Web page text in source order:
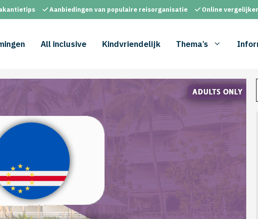
Aanbiedingen van populaire reisorganisatie Online
All inclusive Kindvriendelijk Thema’s